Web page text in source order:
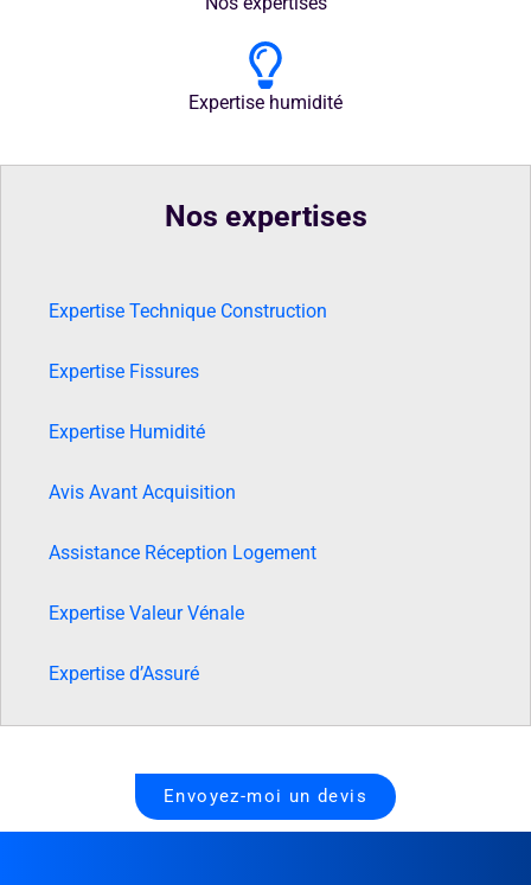
Expertise humidité
Nos expertises
Expertise Technique Construction
Expertise Fissures
Expertise Humidité
Avis Avant Acquisition
Assistance Réception Logement
Expertise Valeur Vénale
Expertise d’Assuré
Envoyez-moi un devis